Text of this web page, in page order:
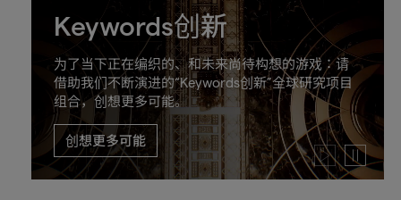
Play
video
Pause
video
Keywords创新
为了当下正在编织的、和未来尚待构想的游戏：请
借助我们不断演进的“Keywords创新”全球研究项目
组合，创想更多可能。
创想更多可能